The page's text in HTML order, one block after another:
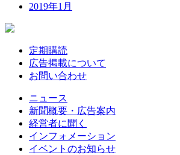
2019年1月
定期購読
広告掲載について
お問い合わせ
ニュース
新聞概要・広告案内
経営者に聞く
インフォメーション
イベントのお知らせ